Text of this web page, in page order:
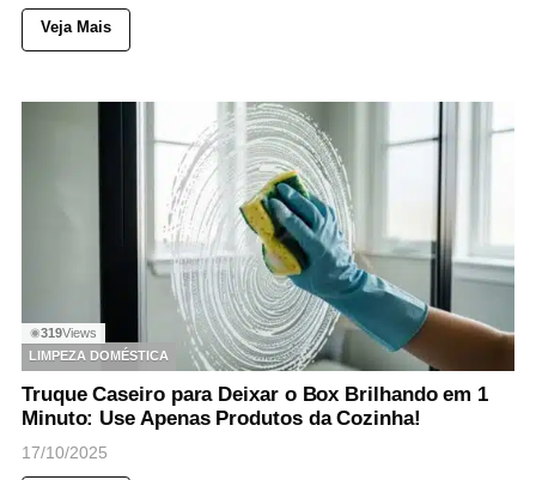
Veja Mais
◉319Views
LIMPEZA DOMÉSTICA
Truque Caseiro para Deixar o Box Brilhando em 1
Minuto: Use Apenas Produtos da Cozinha!
17/10/2025